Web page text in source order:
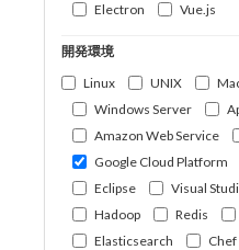
Electron
Vue.js
開発環境
Linux
UNIX
Windows Server
Amazon Web Service
Google Cloud Platform
Eclipse
Visual
Hadoop
Redis
Elasticsearch
Chef